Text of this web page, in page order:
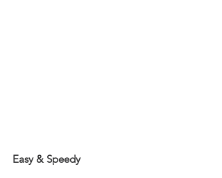
Easy & Speedy